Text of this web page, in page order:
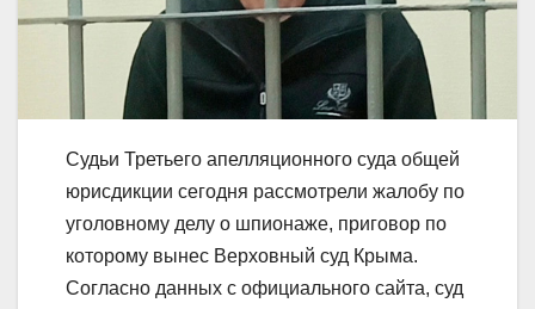
Судьи Третьего апелляционного суда общей
юрисдикции сегодня рассмотрели жалобу по
уголовному делу о шпионаже, приговор по
которому вынес Верховный суд Крыма.
Согласно данных с официального сайта, суд